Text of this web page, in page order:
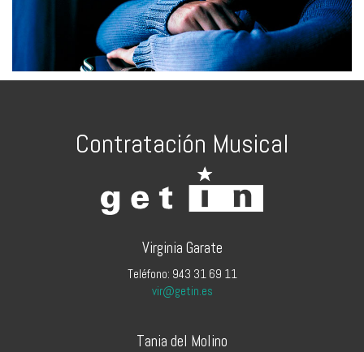
Contratación Musical
Virginia Garate
Teléfono: 943 31 69 11
vir@getin.es
Tania del Molino